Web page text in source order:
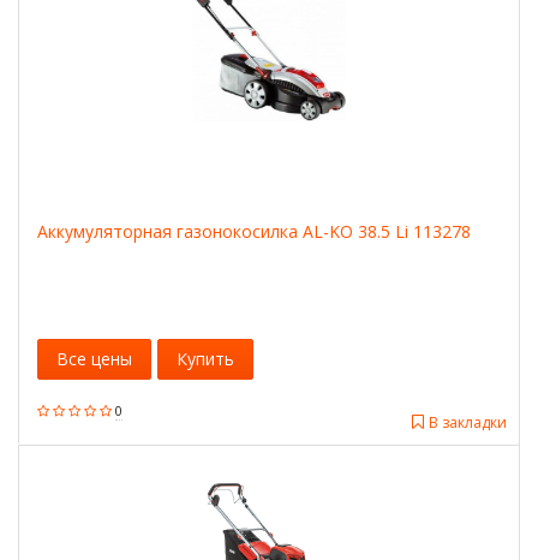
Аккумуляторная газонокосилка AL-KO 38.5 Li 113278
0
В закладки
Все цены Купить